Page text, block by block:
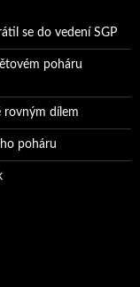
se do vedení SGP
poháru
rovným dílem
poháru